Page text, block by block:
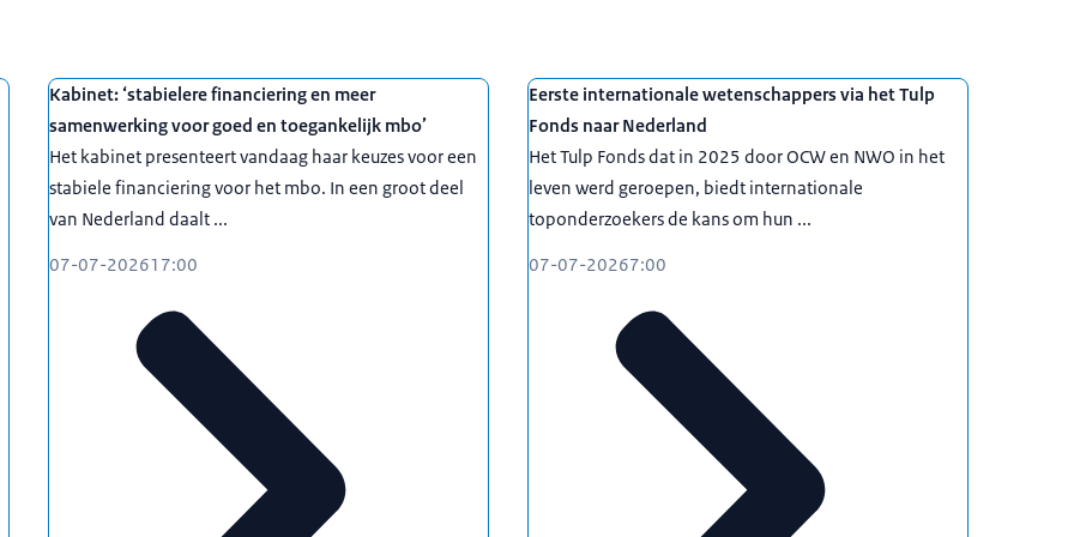
Onafhankelijke journalistiek
Nationaal Archief
Maastricht
Universiteit Tilburg
International Victimology InstituteTilburg
Eindhoven
Haag
Maastricht
(CoARA)
Non Lethal Assistance Programin Syrië
van Strafvordering, ministerie van Veiligheid en Justitie
Kabinet: ‘stabielere financiering en meer
samenwerking voor goed en toegankelijk mbo’
Het kabinet presenteert vandaag haar keuzes voor een
stabiele financiering voor het mbo. In een groot deel
van Nederland daalt ...
07-07-202617:00
Eerste internationale wetenschappers via het Tulp
Fonds naar Nederland
Het Tulp Fonds dat in 2025 door OCW en NWO in het
leven werd geroepen, biedt internationale
toponderzoekers de kans om hun ...
07-07-20267:00